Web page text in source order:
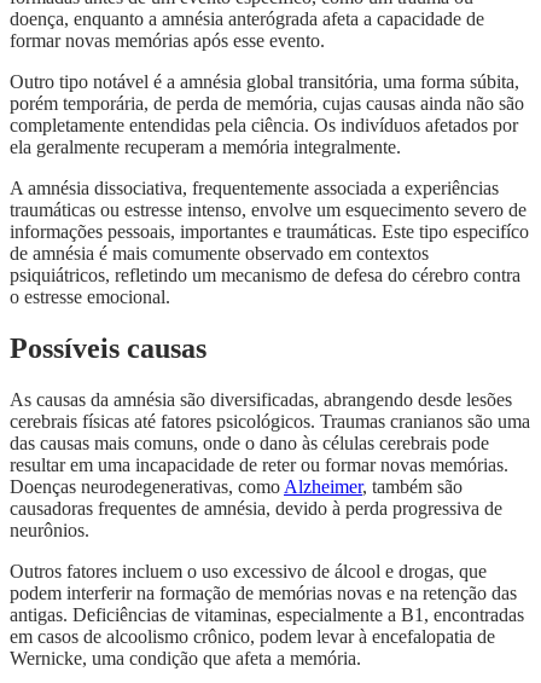
doença, enquanto a amnésia anterógrada afeta a capacidade de
formar novas memórias após esse evento.
Outro tipo notável é a amnésia global transitória, uma forma súbita,
porém temporária, de perda de memória, cujas causas ainda não são
completamente entendidas pela ciência. Os indivíduos afetados por
ela geralmente recuperam a memória integralmente.
A amnésia dissociativa, frequentemente associada a experiências
traumáticas ou estresse intenso, envolve um esquecimento severo de
informações pessoais, importantes e traumáticas. Este tipo especifíco
de amnésia é mais comumente observado em contextos
psiquiátricos, refletindo um mecanismo de defesa do cérebro contra
o estresse emocional.
Possíveis causas
As causas da amnésia são diversificadas, abrangendo desde lesões
cerebrais físicas até fatores psicológicos. Traumas cranianos são uma
das causas mais comuns, onde o dano às células cerebrais pode
resultar em uma incapacidade de reter ou formar novas memórias.
Doenças neurodegenerativas, como Alzheimer, também são
causadoras frequentes de amnésia, devido à perda progressiva de
neurônios.
Outros fatores incluem o uso excessivo de álcool e drogas, que
podem interferir na formação de memórias novas e na retenção das
antigas. Deficiências de vitaminas, especialmente a B1, encontradas
em casos de alcoolismo crônico, podem levar à encefalopatia de
Wernicke, uma condição que afeta a memória.